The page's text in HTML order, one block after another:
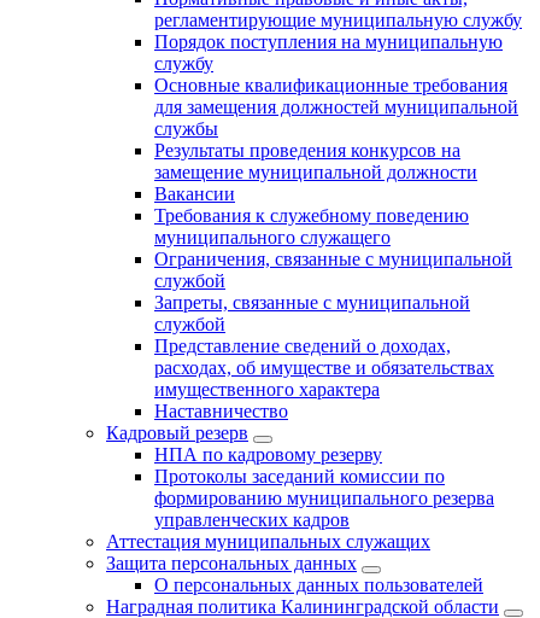
регламентирующие муниципальную службу
Порядок поступления на муниципальную
службу
Основные квалификационные требования
для замещения должностей муниципальной
службы
Результаты проведения конкурсов на
замещение муниципальной должности
Вакансии
Требования к служебному поведению
муниципального служащего
Ограничения, связанные с муниципальной
службой
Запреты, связанные с муниципальной
службой
Представление сведений о доходах,
расходах, об имуществе и обязательствах
имущественного характера
Наставничество
Кадровый резерв
НПА по кадровому резерву
Протоколы заседаний комиссии по
формированию муниципального резерва
управленческих кадров
Аттестация муниципальных служащих
Защита персональных данных
О персональных данных пользователей
Наградная политика Калининградской области